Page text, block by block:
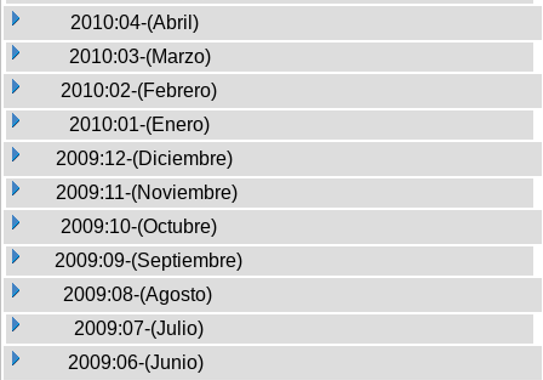
2010:04-(Abril)
2010:03-(Marzo)
2010:02-(Febrero)
2010:01-(Enero)
2009:12-(Diciembre)
2009:11-(Noviembre)
2009:10-(Octubre)
2009:09-(Septiembre)
2009:08-(Agosto)
2009:07-(Julio)
2009:06-(Junio)